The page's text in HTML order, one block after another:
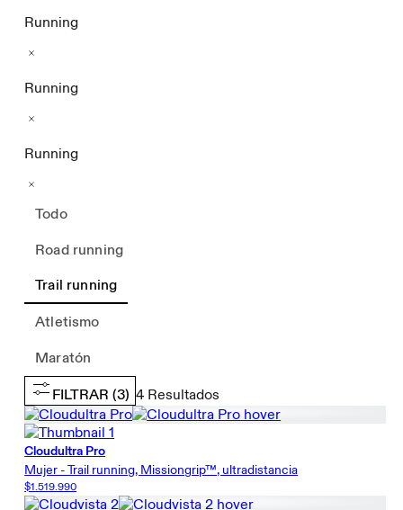
Running
Running
Running
Todo
Road running
Trail running
Atletismo
Maratón
FILTRAR (3) 4 Resultados
Cloudultra Pro
Mujer - Trail running, Missiongrip™, ultradistancia
$1.519.990